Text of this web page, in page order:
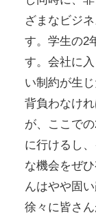
ざまなビジ
す。学生の2
す。会社に
い制約が生
背負わなけ
が、ここで
に行けるし
な機会をぜ
んはやや固
徐々に皆さ